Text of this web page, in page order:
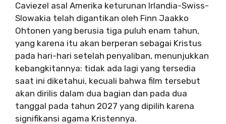
Caviezel asal Amerika keturunan Irlandia-Swiss-
Slowakia telah digantikan oleh Finn Jaakko
Ohtonen yang berusia tiga puluh enam tahun,
yang karena itu akan berperan sebagai Kristus
pada hari-hari setelah penyaliban, menunjukkan
kebangkitannya: tidak ada lagi yang tersedia
saat ini diketahui, kecuali bahwa film tersebut
akan dirilis dalam dua bagian dan pada dua
tanggal pada tahun 2027 yang dipilih karena
signifikansi agama Kristennya.